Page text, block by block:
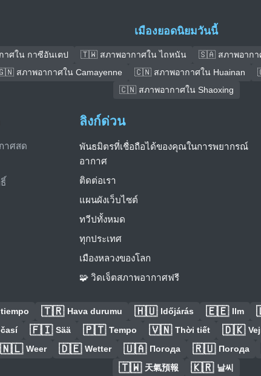
เมืองยอดนิยมวันนี้
ศใน กาซีอันเตป 🇹🇼 สภาพอากาศใน ไถหนัน 🇸🇦 สภาพอากา
สภาพอากาศใน Camayenne 🇨🇳 สภาพอากาศใน Huainan
🇨🇳 สภาพอากาศใน Shaoxing
าศสด
ลิงก์ด่วน
พันธมิตรที่เชื่อถือได้ของคุณในการพยากรณ์
อากาศ
ติดต่อเรา
แผนผังเว็บไซต์
ทวีปทั้งหมด
ทุกประเทศ
เมืองหลวงของโลก
🧩 วิดเจ็ตสภาพอากาศฟรี
🇹🇷 Hava durumu 🇭🇺 Időjárás 🇪🇪 Ilm
🇫🇮 Sää 🇵🇹 Tempo 🇻🇳 Thời tiết 🇩🇰
🇳🇱 Weer 🇩🇪 Wetter 🇺🇦 Погода 🇷🇺 Погода
🇹🇼 天氣預報 🇰🇷 날씨